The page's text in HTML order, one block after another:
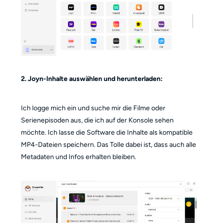
2. Joyn-Inhalte auswählen und herunterladen:
Ich logge mich ein und suche mir die Filme oder
Serienepisoden aus, die ich auf der Konsole sehen
möchte. Ich lasse die Software die Inhalte als kompatible
MP4-Dateien speichern. Das Tolle dabei ist, dass auch alle
Metadaten und Infos erhalten bleiben.